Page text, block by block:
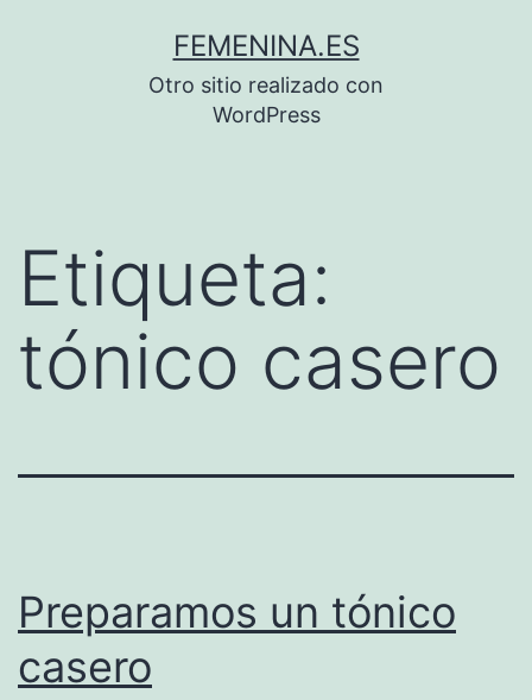
FEMENINA.ES
Otro sitio realizado con
WordPress
Etiqueta:
tónico casero
Preparamos un tónico
casero